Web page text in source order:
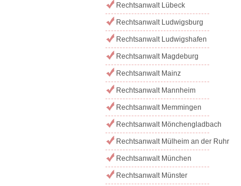
Rechtsanwalt Lübeck
Rechtsanwalt Ludwigsburg
Rechtsanwalt Ludwigshafen
Rechtsanwalt Magdeburg
Rechtsanwalt Mainz
Rechtsanwalt Mannheim
Rechtsanwalt Memmingen
Rechtsanwalt Mönchengladbach
Rechtsanwalt Mülheim an der Ruhr
Rechtsanwalt München
Rechtsanwalt Münster